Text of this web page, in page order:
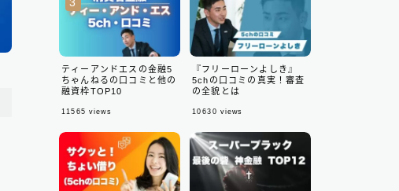
ティーアンドエスの金融5
ちゃんねるの口コミと他の
融資枠TOP10
11565 views
『フリーローンよしき』
5chの口コミの真実！審査
の全貌とは
10630 views